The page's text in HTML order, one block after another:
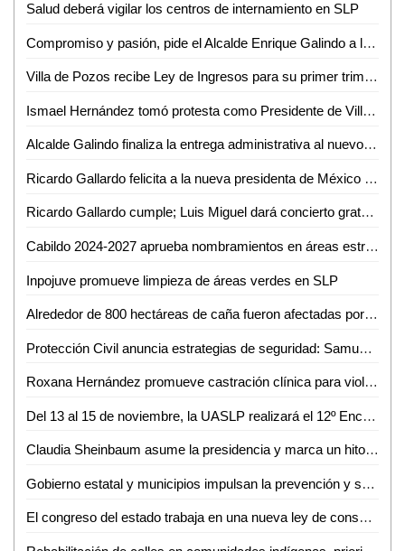
Salud deberá vigilar los centros de internamiento en SLP
Compromiso y pasión, pide el Alcalde Enrique Galindo a la Policía Municipal, en la Entrega del Bastón de Mando 2024-2027
Villa de Pozos recibe Ley de Ingresos para su primer trimestre: 85 millones asignados
Ismael Hernández tomó protesta como Presidente de Villa de Reyes para el periodo 2024-2027
Alcalde Galindo finaliza la entrega administrativa al nuevo municipio de Villa de Pozos
Ricardo Gallardo felicita a la nueva presidenta de México Claudia Sheinbaum
Ricardo Gallardo cumple; Luis Miguel dará concierto gratuito en la Arena Potosí
Cabildo 2024-2027 aprueba nombramientos en áreas estructurales del Gobierno de la Capital
Inpojuve promueve limpieza de áreas verdes en SLP
Alrededor de 800 hectáreas de caña fueron afectadas por lluvias en Ciudad Valles: Eduardo Martínez Morales
Protección Civil anuncia estrategias de seguridad: Samuel Camargo
Roxana Hernández promueve castración clínica para violadores como medida de justicia de bienestar
Del 13 al 15 de noviembre, la UASLP realizará el 12º Encuentro de Jóvenes Investigadores del Estado de San Luis Potosí
Claudia Sheinbaum asume la presidencia y marca un hito en la historia de México
Gobierno estatal y municipios impulsan la prevención y seguridad en las cuatro regiones
El congreso del estado trabaja en una nueva ley de consulta y en la construcción del presupuesto para aplicarla: Dip. Cuauhtli Badillo Moreno